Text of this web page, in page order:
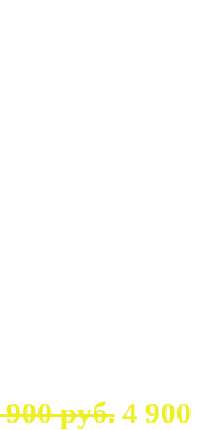
900 руб.4 900